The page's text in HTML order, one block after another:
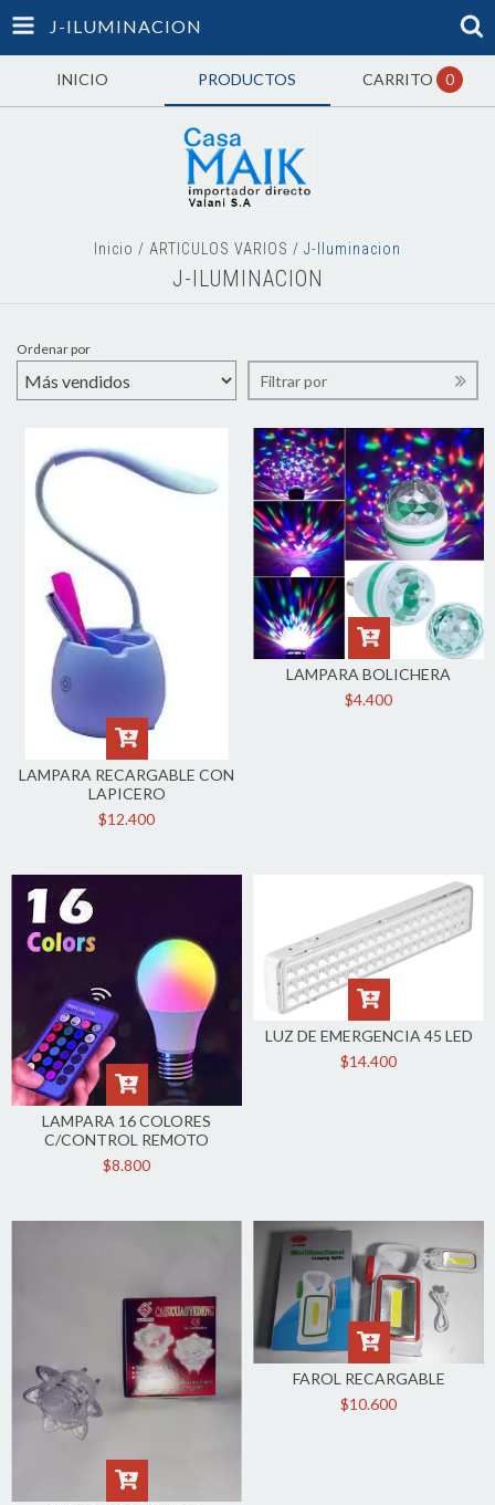
J-ILUMINACION
INICIO PRODUCTOS CARRITO 0
Inicio / ARTICULOS VARIOS / J-Iluminacion
J-ILUMINACION
Ordenar por
Filtrar por
LAMPARA RECARGABLE CON
LAPICERO
$12.400
LAMPARA BOLICHERA
$4.400
LAMPARA 16 COLORES
C/CONTROL REMOTO
$8.800
LUZ DE EMERGENCIA 45 LED
$14.400
FAROL RECARGABLE
$10.600